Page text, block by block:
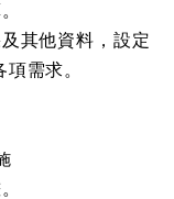
其他資料，設定
需求。